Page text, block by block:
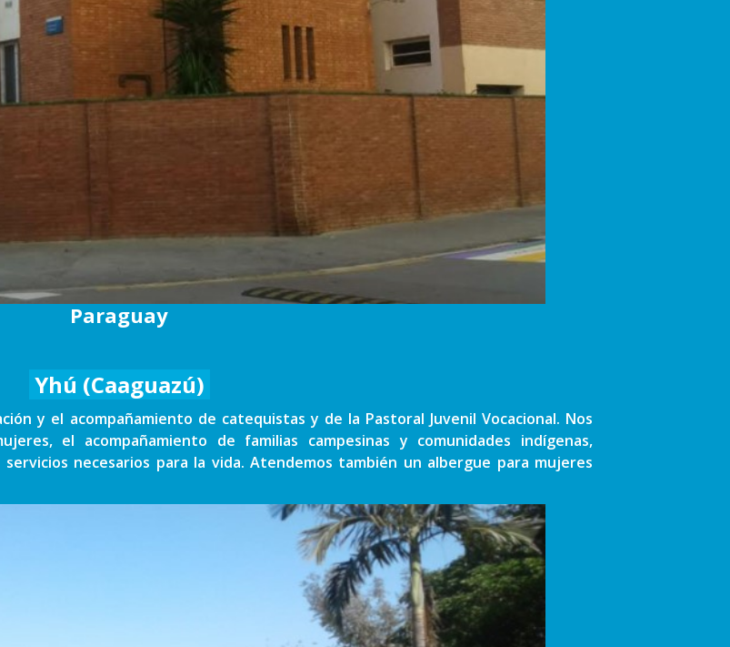
Paraguay
Yhú (Caaguazú)
y el acompañamiento de catequistas y de la Pastoral Juvenil Vocacional. Nos
el acompañamiento de familias campesinas y comunidades indígenas,
necesarios para la vida. Atendemos también un albergue para mujeres